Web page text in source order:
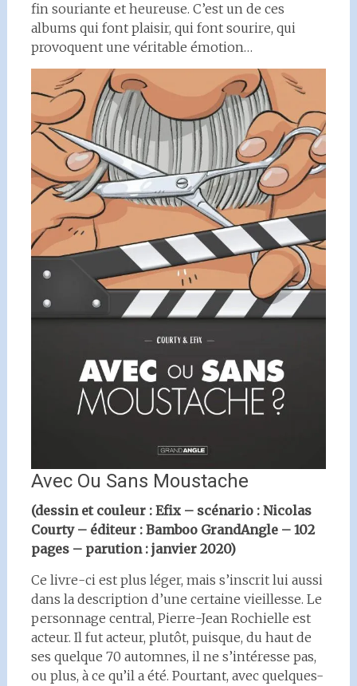
fin souriante et heureuse. C’est un de ces
albums qui font plaisir, qui font sourire, qui
provoquent une véritable émotion…
Avec Ou Sans Moustache
(dessin et couleur : Efix – scénario : Nicolas
Courty – éditeur : Bamboo GrandAngle – 102
pages – parution : janvier 2020)
Ce livre-ci est plus léger, mais s’inscrit lui aussi
dans la description d’une certaine vieillesse. Le
personnage central, Pierre-Jean Rochielle est
acteur. Il fut acteur, plutôt, puisque, du haut de
ses quelque 70 automnes, il ne s’intéresse pas,
ou plus, à ce qu’il a été. Pourtant, avec quelques-